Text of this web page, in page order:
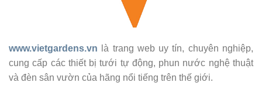
www.vietgardens.vn là trang web uy tín, chuyên nghiệp,
cung cấp các thiết bị tưới tự động, phun nước nghệ thuật
và đèn sân vườn của hãng nổi tiếng trên thế giới.